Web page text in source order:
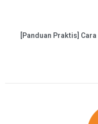
[Panduan Praktis]